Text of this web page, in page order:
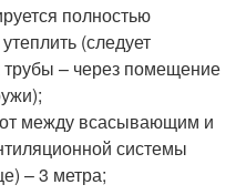
полностью
(следует
трубы – через помещение
между всасывающим и
системы
– 3 метра;